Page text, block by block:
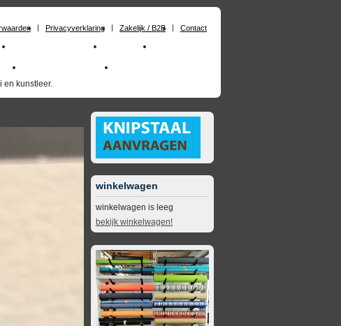
Privacyverklaring Zakelijk / B2B Contact
en kunstleer.
Schuimrubber op maat Materialen
skai_kunstleer outdoor
winkelwagen
winkelwagen is leeg
bekijk winkelwagen!